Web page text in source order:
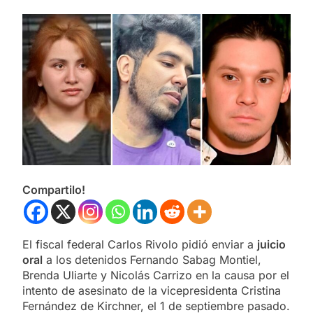
Compartilo!
El fiscal federal Carlos Rivolo pidió enviar a juicio
oral a los detenidos Fernando Sabag Montiel,
Brenda Uliarte y Nicolás Carrizo en la causa por el
intento de asesinato de la vicepresidenta Cristina
Fernández de Kirchner, el 1 de septiembre pasado.